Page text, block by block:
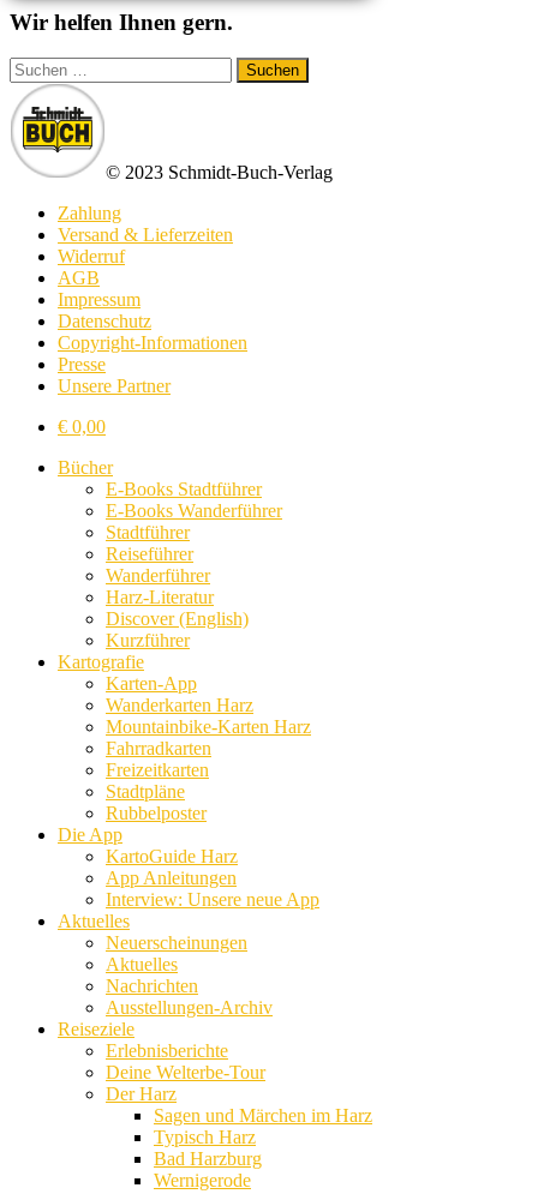
Wir helfen Ihnen gern.
Suchen
nach:
© 2023 Schmidt-Buch-Verlag
Zahlung
Versand & Lieferzeiten
Widerruf
AGB
Impressum
Datenschutz
Copyright-Informationen
Presse
Unsere Partner
€ 0,00
Bücher
E-Books Stadtführer
E-Books Wanderführer
Stadtführer
Reiseführer
Wanderführer
Harz-Literatur
Discover (English)
Kurzführer
Kartografie
Karten-App
Wanderkarten Harz
Mountainbike-Karten Harz
Fahrradkarten
Freizeitkarten
Stadtpläne
Rubbelposter
Die App
KartoGuide Harz
App Anleitungen
Interview: Unsere neue App
Aktuelles
Neuerscheinungen
Aktuelles
Nachrichten
Ausstellungen-Archiv
Reiseziele
Erlebnisberichte
Deine Welterbe-Tour
Der Harz
Sagen und Märchen im Harz
Typisch Harz
Bad Harzburg
Wernigerode